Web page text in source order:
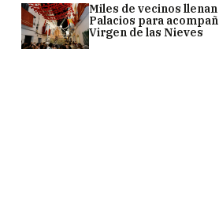
Miles de vecinos
Palacios para
Virgen de las Nieves